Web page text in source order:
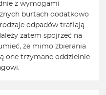
z wymogami
burtach dodatkowo
odpadów trafiają
zatem spojrzeć na
że mimo zbierania
one trzymane oddzielnie